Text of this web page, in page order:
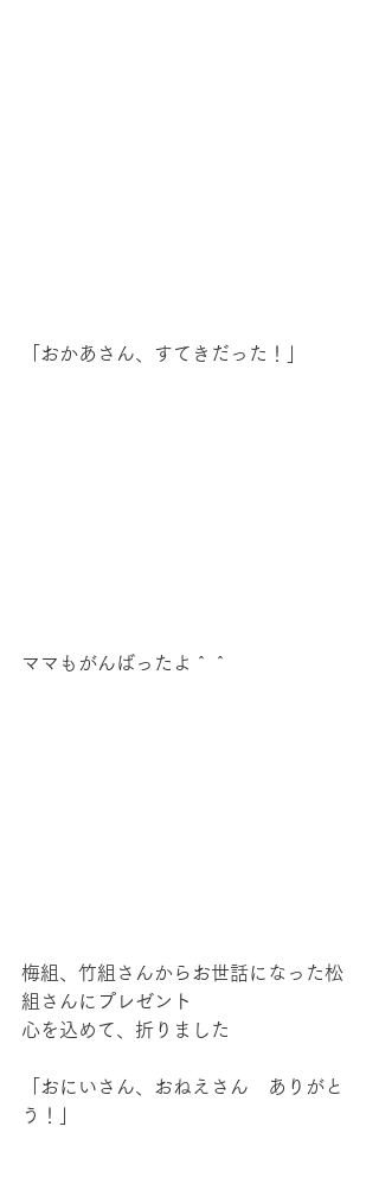
「おかあさん、すてきだった！」
ママもがんばったよ＾＾
梅組、竹組さんからお世話になった松
組さんにプレゼント
心を込めて、折りました
「おにいさん、おねえさん　ありがと
う！」